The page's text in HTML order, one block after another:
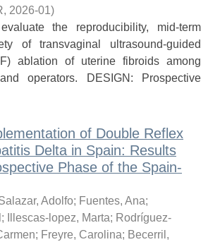
, 2026-01)
the reproducibility, mid-term
of transvaginal ultrasound-guided
ablation of uterine fibroids among
operators. DESIGN: Prospective
of Double Reflex
Delta in Spain: Results
Phase of the Spain-
Adolfo; Fuentes, Ana;
; Illescas-lopez, Marta; Rodríguez-
; Freyre, Carolina; Becerril,